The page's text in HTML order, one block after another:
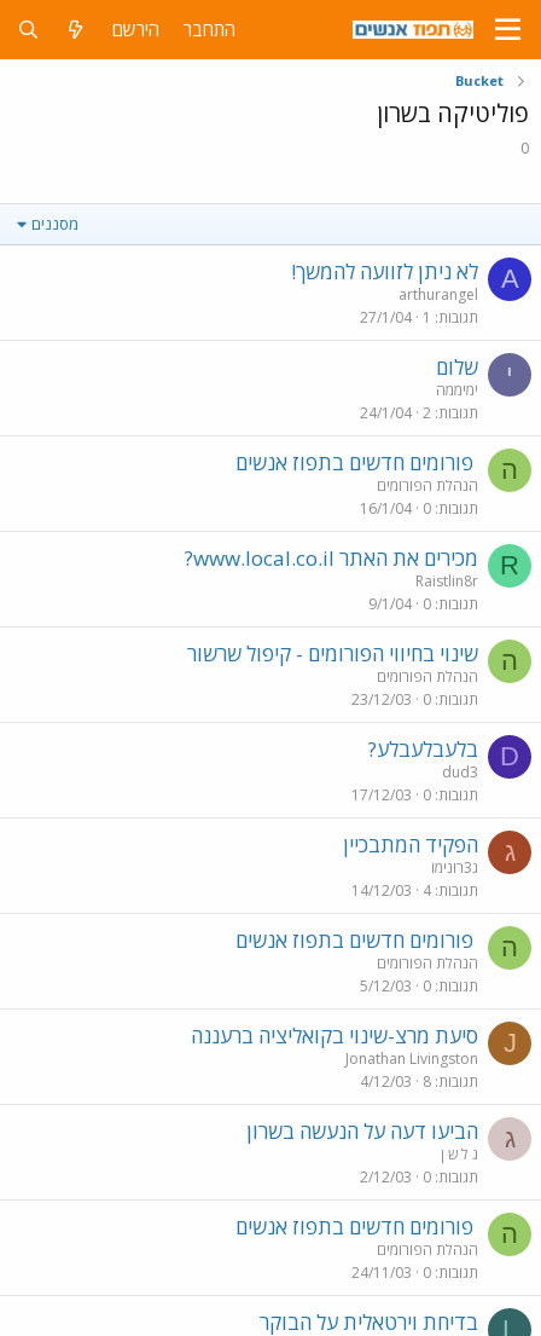
התחבר הירשם
Bucket
פוליטיקה בשרון
0
מסננים
A לא ניתן לזוועה להמשך!
arthurangel
תגובות 1
27/1/04
י שלום
ימיממה
תגובות 2
24/1/04
ה פורומים חדשים בתפוז אנשים
הנהלת הפורומים
תגובות 0
16/1/04
R מכירים את האתר www.local.co.il?
Raistlin8r
תגובות 0
9/1/04
ה שינוי בחיווי הפורומים - קיפול שרשור
הנהלת הפורומים
תגובות 0
23/12/03
D בלעבלעבלע?
dud3
תגובות 0
17/12/03
ג הפקיד המתבכיין
ג3רונימו
תגובות 4
14/12/03
ה פורומים חדשים בתפוז אנשים
הנהלת הפורומים
תגובות 0
5/12/03
J סיעת מרצ-שינוי בקואליציה ברעננה
Jonathan Livingston
תגובות 8
4/12/03
ג הביעו דעה על הנעשה בשרון
ג ל ש ן
תגובות 0
2/12/03
ה פורומים חדשים בתפוז אנשים
הנהלת הפורומים
תגובות 0
24/11/03
L בדיחת וירטאלית על הבוקר